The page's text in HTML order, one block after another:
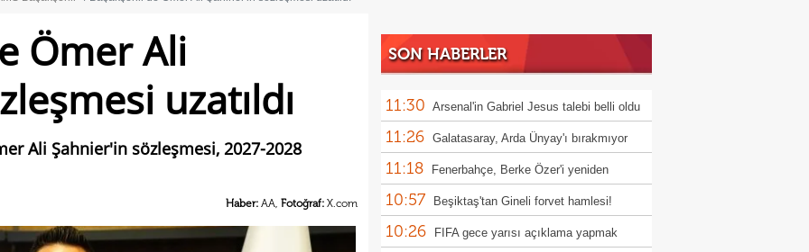
Ömer Ali
uzatıldı
Ali Şahnier'in sözleşmesi, 2027-2028
Haber: AA, Fotoğraf: X.com
SON HABERLER
11:30 Arsenal'in Gabriel Jesus talebi belli oldu
11:26 Galatasaray, Arda Ünyay'ı bırakmıyor
11:18 Fenerbahçe, Berke Özer'i yeniden
kadrosuna katmak istiyor
10:57 Beşiktaş'tan Gineli forvet hamlesi!
10:26 FIFA gece yarısı açıklama yapmak